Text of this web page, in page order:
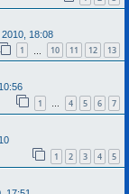
18:08
1 10 11 12 13
1 … 4 5 6 7
1 2 3 4 5